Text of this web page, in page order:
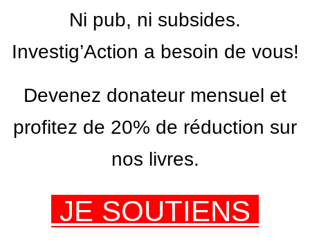
Ni pub, ni subsides.
Investig’Action a besoin de vous!
Devenez donateur mensuel et
profitez de 20% de réduction sur
nos livres.
JE SOUTIENS